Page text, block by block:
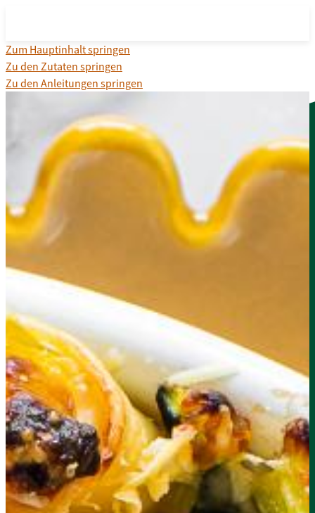
Zum Hauptinhalt springen
Zu den Zutaten springen
Zu den Anleitungen springen